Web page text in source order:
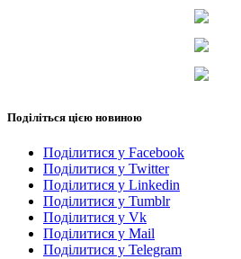
Поділіться цією новиною
Поділитися у Facebook
Поділитися у Twitter
Поділитися у Linkedin
Поділитися у Tumblr
Поділитися у Vk
Поділитися у Mail
Поділитися у Telegram